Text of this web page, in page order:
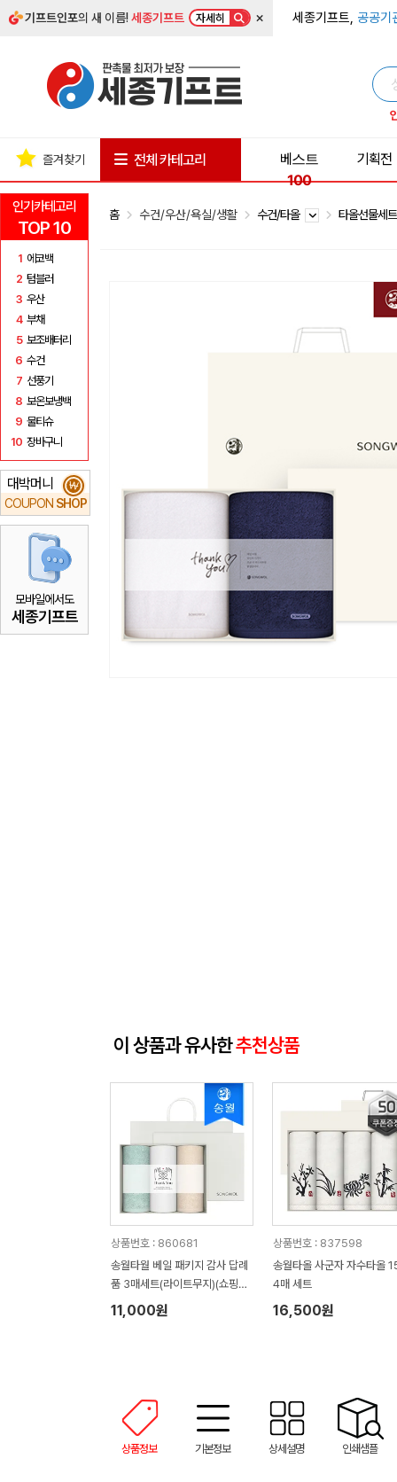
기프트인포의 새 이름!세종기프트 자세히 × 세종기프트, 공공기
인기카테고리
TOP 10
1 에코백
2 텀블러
3 우산
4 부채
5 보조배터리
6 수건
7 선풍기
8 보온보냉백
9 물티슈
10 장바구니
대박머니
COUPON SHOP
₩
모바일에서도
세종기프트
즐겨찾기 전체 카테고리
베스트
100
기획전
홈 수건/우산/욕실/생활 수건/타올 타올선물세
이 상품과 유사한추천상품
상품번호 : 860681
송월타월 베일 패키지 감사 답례
품 3매세트(라이트무지)(쇼핑백
증정)
11,000원
상품번호 : 837598
송월타올 사군자 자수타올
4매 세트
16,500원
상품정보 기본정보 상세설명 인쇄샘플